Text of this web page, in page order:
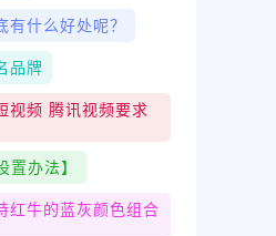
有什么好处呢？
品牌
视频 腾讯视频要求
置办法】
红牛的蓝灰颜色组合